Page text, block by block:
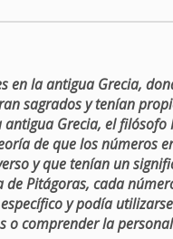
en la antigua Grecia,
sagrados y tenían
antigua Grecia, el filósofo
de que los números
y que tenían un
de Pitágoras, cada
y podía
o comprender la